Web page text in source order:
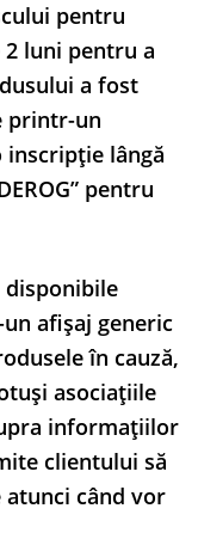
pentru
luni pentru a
a fost
printr-un
inscripție lângă
pentru
afișaj generic
în cauză,
asociațiile
informațiilor
clientului să
când vor